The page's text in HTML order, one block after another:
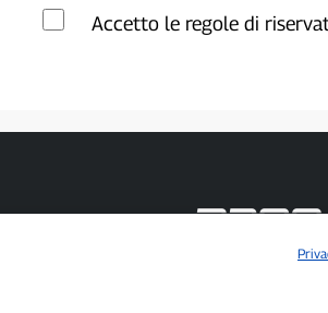
Accetto le regole di
P300.it è una Testata
Registrazione numero 1/2021 del 1/2/